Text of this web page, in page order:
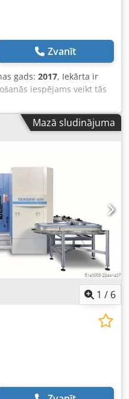
Zvanīt
gads: 2017, Iekārta ir
iespējams veikt tās
taisnu apaļu vai
ir orbitāls sistēma,
Apstrādājamo
izmērs: diametrs 10–
Minimālais apstrādājamās
padeves sistēmu:
6 Kopējā jauda: 14 kW.
m/s.
Mazā sludinājuma
1 / 6